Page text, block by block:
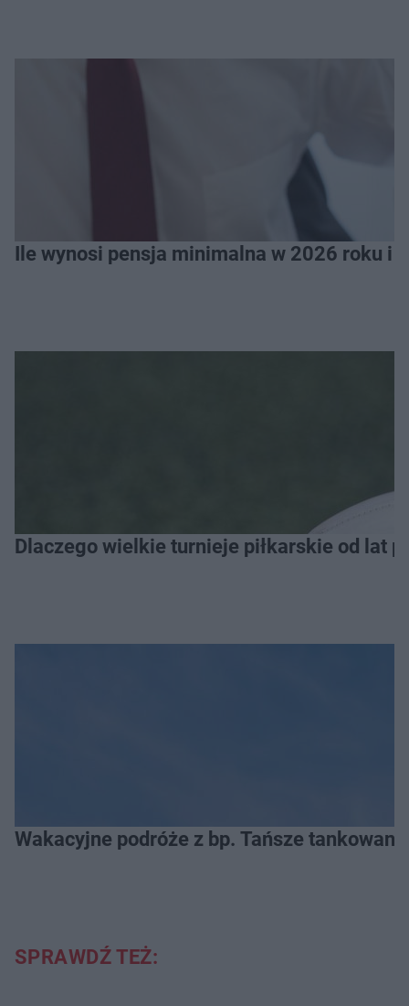
Ile wynosi pensja minimalna w 2026 roku i
Dlaczego wielkie turnieje piłkarskie od lat
Wakacyjne podróże z bp. Tańsze
SPRAWDŹ TEŻ: